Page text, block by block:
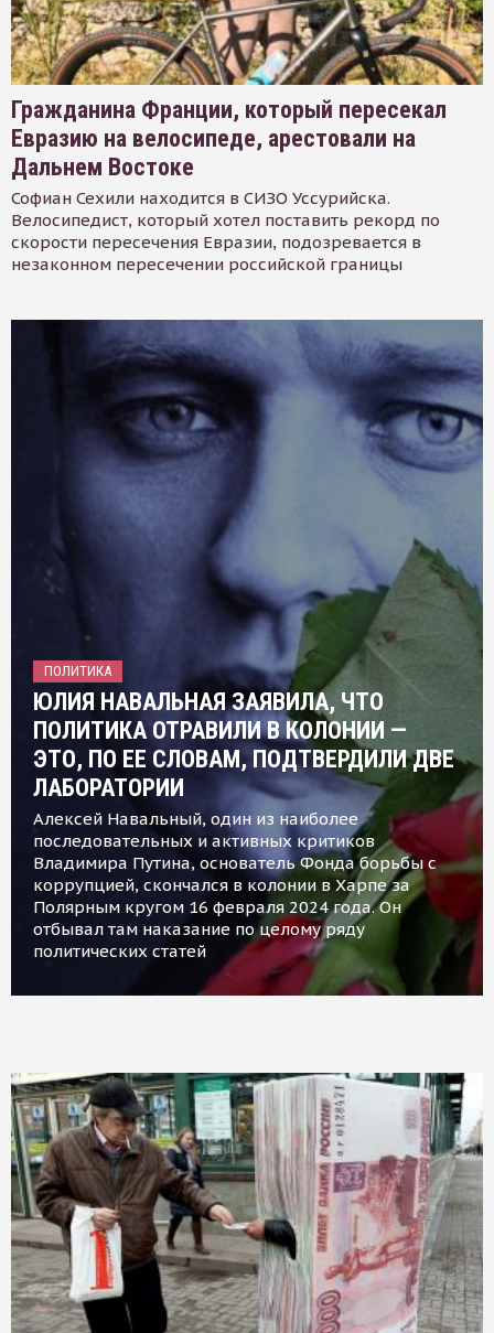
Гражданина Франции, который пересекал
Евразию на велосипеде, арестовали на
Дальнем Востоке
Софиан Сехили находится в СИЗО Уссурийска.
Велосипедист, который хотел поставить рекорд по
скорости пересечения Евразии, подозревается в
незаконном пересечении российской границы
ПОЛИТИКА
ЮЛИЯ НАВАЛЬНАЯ ЗАЯВИЛА, ЧТО
ПОЛИТИКА ОТРАВИЛИ В КОЛОНИИ —
ЭТО, ПО ЕЕ СЛОВАМ, ПОДТВЕРДИЛИ ДВЕ
ЛАБОРАТОРИИ
Алексей Навальный, один из наиболее
последовательных и активных критиков
Владимира Путина, основатель Фонда борьбы с
коррупцией, скончался в колонии в Харпе за
Полярным кругом 16 февраля 2024 года. Он
отбывал там наказание по целому ряду
политических статей